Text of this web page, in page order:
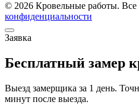
© 2026 Кровельные работы.
конфиденциальности
Заявка
Бесплатный замер
Выезд замерщика за 1 день.
минут после выезда.